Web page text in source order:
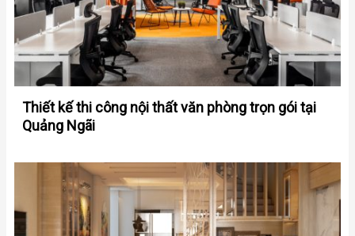
Thiết kế thi công nội thất văn phòng trọn gói tại
Quảng Ngãi